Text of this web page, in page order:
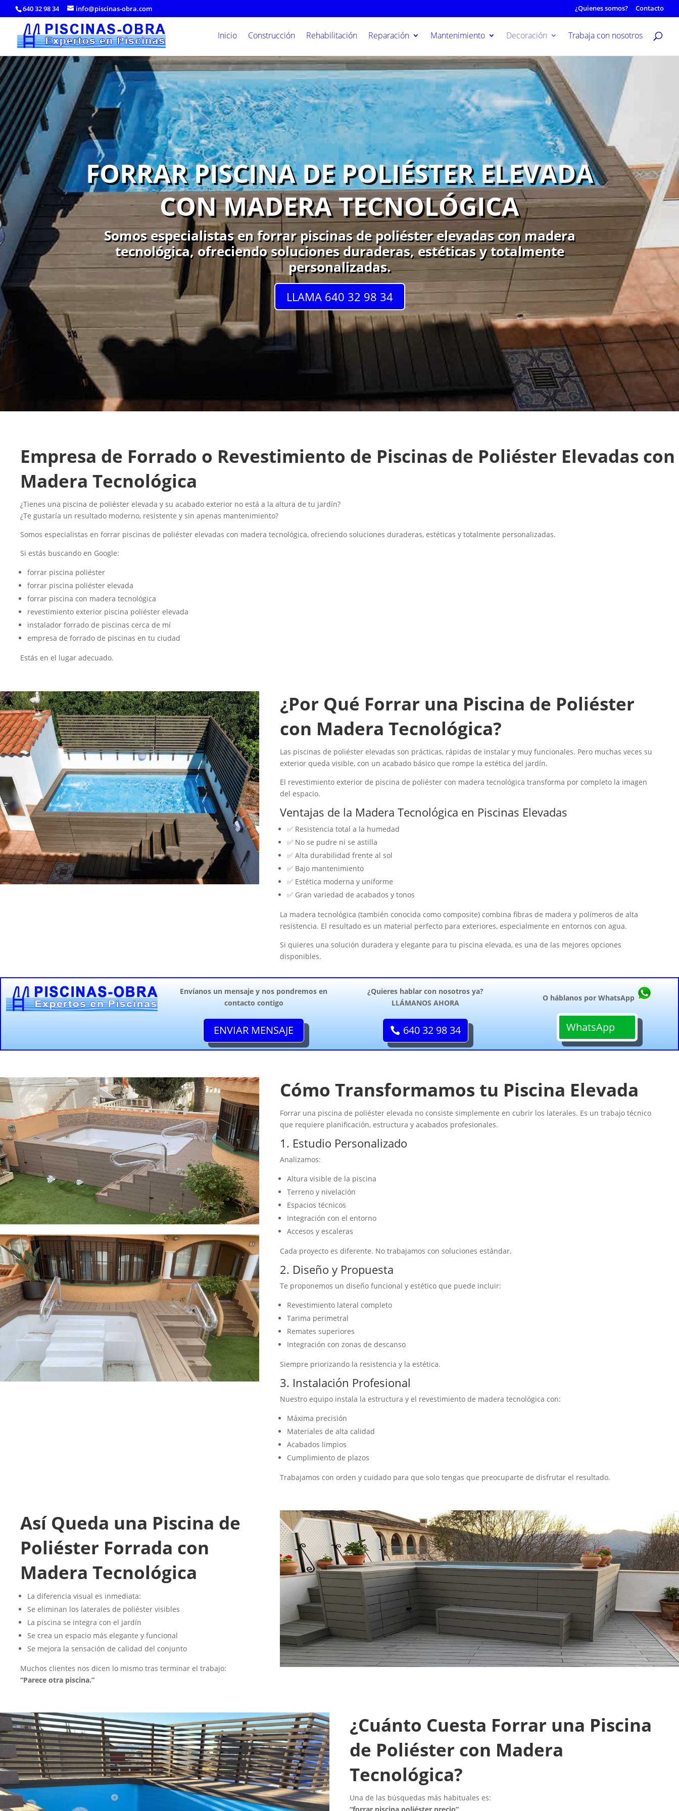
640 32 98 34 info@piscinas-obra.com ¿Quienes somos? Contacto
Inicio Construcción Rehabilitación Reparación Mantenimiento Decoración Trabaja con nosotros
FORRAR PISCINA DE POLIÉSTER ELEVADA
CON MADERA TECNOLÓGICA
Somos especialistas en forrar piscinas de poliéster elevadas con madera
tecnológica, ofreciendo soluciones duraderas, estéticas y totalmente
personalizadas.
LLAMA 640 32 98 34
Empresa de Forrado o Revestimiento de Piscinas de Poliéster Elevadas con
Madera Tecnológica
¿Tienes una piscina de poliéster elevada y su acabado exterior no está a la altura de tu jardín?
¿Te gustaría un resultado moderno, resistente y sin apenas mantenimiento?
Somos especialistas en forrar piscinas de poliéster elevadas con madera tecnológica, ofreciendo soluciones duraderas, estéticas y totalmente personalizadas.
Si estás buscando en Google:
forrar piscina poliéster
forrar piscina poliéster elevada
forrar piscina con madera tecnológica
revestimiento exterior piscina poliéster elevada
instalador forrado de piscinas cerca de mí
empresa de forrado de piscinas en tu ciudad
Estás en el lugar adecuado.
¿Por Qué Forrar una Piscina de Poliéster
con Madera Tecnológica?
Las piscinas de poliéster elevadas son prácticas, rápidas de instalar y muy funcionales. Pero muchas veces su
exterior queda visible, con un acabado básico que rompe la estética del jardín.
El revestimiento exterior de piscina de poliéster con madera tecnológica transforma por completo la imagen
del espacio.
Ventajas de la Madera Tecnológica en Piscinas Elevadas
✅ Resistencia total a la humedad
✅ No se pudre ni se astilla
✅ Alta durabilidad frente al sol
✅ Bajo mantenimiento
✅ Estética moderna y uniforme
✅ Gran variedad de acabados y tonos
La madera tecnológica (también conocida como composite) combina fibras de madera y polímeros de alta
resistencia. El resultado es un material perfecto para exteriores, especialmente en entornos con agua.
Si quieres una solución duradera y elegante para tu piscina elevada, es una de las mejores opciones
disponibles.
Envíanos un mensaje y nos pondremos en
contacto contigo
ENVIAR MENSAJE
¿Quieres hablar con nosotros ya?
LLÁMANOS AHORA
640 32 98 34
O háblanos por WhatsApp
WhatsApp
Cómo Transformamos tu Piscina Elevada
Forrar una piscina de poliéster elevada no consiste simplemente en cubrir los laterales. Es un trabajo técnico
que requiere planificación, estructura y acabados profesionales.
1. Estudio Personalizado
Analizamos:
Altura visible de la piscina
Terreno y nivelación
Espacios técnicos
Integración con el entorno
Accesos y escaleras
Cada proyecto es diferente. No trabajamos con soluciones estándar.
2. Diseño y Propuesta
Te proponemos un diseño funcional y estético que puede incluir:
Revestimiento lateral completo
Tarima perimetral
Remates superiores
Integración con zonas de descanso
Siempre priorizando la resistencia y la estética.
3. Instalación Profesional
Nuestro equipo instala la estructura y el revestimiento de madera tecnológica con:
Máxima precisión
Materiales de alta calidad
Acabados limpios
Cumplimiento de plazos
Trabajamos con orden y cuidado para que solo tengas que preocuparte de disfrutar el resultado.
Así Queda una Piscina de
Poliéster Forrada con
Madera Tecnológica
La diferencia visual es inmediata:
Se eliminan los laterales de poliéster visibles
La piscina se integra con el jardín
Se crea un espacio más elegante y funcional
Se mejora la sensación de calidad del conjunto
Muchos clientes nos dicen lo mismo tras terminar el trabajo:
“Parece otra piscina.”
¿Cuánto Cuesta Forrar una Piscina
de Poliéster con Madera
Tecnológica?
Una de las búsquedas más habituales es: